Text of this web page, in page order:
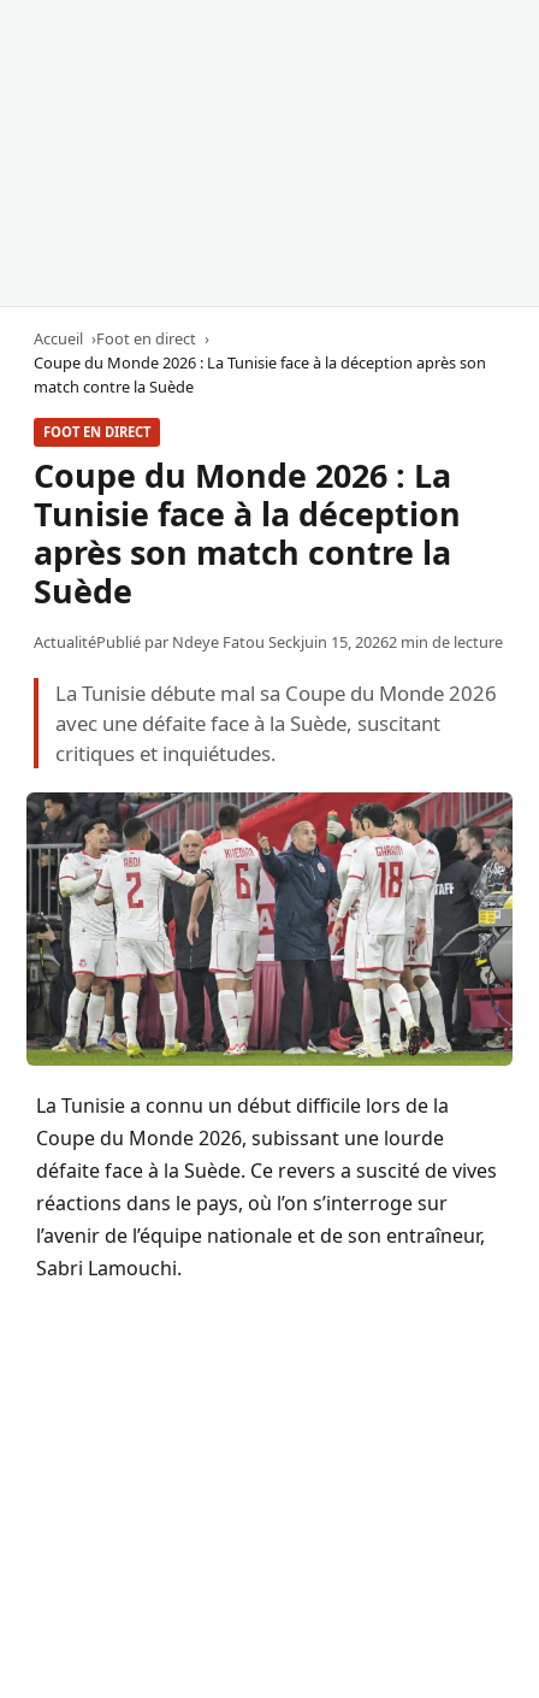
Accueil
Foot en direct
Coupe du Monde 2026 : La Tunisie face à la déception après son
match contre la Suède
FOOT EN DIRECT
Coupe du Monde 2026 : La
Tunisie face à la déception
après son match contre la
Suède
ActualitéPublié par Ndeye Fatou Seckjuin 15, 20262 min de lecture
La Tunisie débute mal sa Coupe du Monde 2026
avec une défaite face à la Suède, suscitant
critiques et inquiétudes.
La Tunisie a connu un début difficile lors de la
Coupe du Monde 2026, subissant une lourde
défaite face à la Suède. Ce revers a suscité de vives
réactions dans le pays, où l’on s’interroge sur
l’avenir de l’équipe nationale et de son entraîneur,
Sabri Lamouchi.